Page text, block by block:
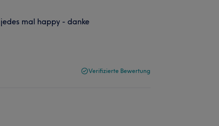
mal happy - danke
Verifizierte Bewertung